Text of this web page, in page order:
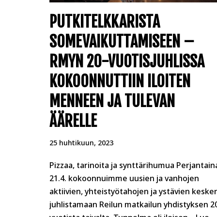
PUTKITELKKARISTA
SOMEVAIKUTTAMISEEN –
RMYN 20-VUOTISJUHLISSA
KOKOONNUTTIIN ILOITEN
MENNEEN JA TULEVAN
ÄÄRELLE
25 huhtikuun, 2023
Pizzaa, tarinoita ja synttärihumua
21.4. kokoonnuimme uusien ja vanhojen
aktiivien, yhteistyötahojen ja ystävien
juhlistamaan Reilun matkailun yhdistyksen